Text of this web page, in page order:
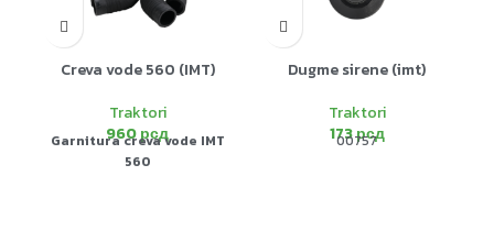
Creva vode 560 (IMT)
Traktori
960рсд
Garnitura creva vode IMT
560
Dugme sirene (imt)
Traktori
173рсд
00757